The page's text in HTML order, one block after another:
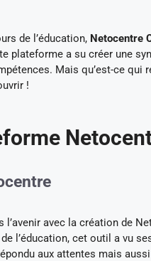
de l’éducation, Netocentre
plateforme a su créer une
Mais qu’est-ce qui
!
l’avenir avec la création de
l’éducation, cet outil a vu
aux attentes mais